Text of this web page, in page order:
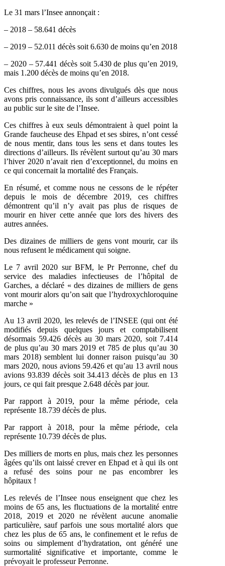
Le 31 mars l’Insee annonçait :
– 2018 – 58.641 décès
– 2019 – 52.011 décès soit 6.630 de moins qu’en 2018
– 2020 – 57.441 décès soit 5.430 de plus qu’en 2019,
mais 1.200 décès de moins qu’en 2018.
Ces chiffres, nous les avons divulgués dès que nous
avons pris connaissance, ils sont d’ailleurs accessibles
au public sur le site de l’Insee.
Ces chiffres à eux seuls démontraient à quel point la
Grande faucheuse des Ehpad et ses sbires, n’ont cessé
de nous mentir, dans tous les sens et dans toutes les
directions d’ailleurs. Ils révèlent surtout qu’au 30 mars
l’hiver 2020 n’avait rien d’exceptionnel, du moins en
ce qui concernait la mortalité des Français.
En résumé, et comme nous ne cessons de le répéter
depuis le mois de décembre 2019, ces chiffres
démontrent qu’il n’y avait pas plus de risques de
mourir en hiver cette année que lors des hivers des
autres années.
Des dizaines de milliers de gens vont mourir, car ils
nous refusent le médicament qui soigne.
Le 7 avril 2020 sur BFM, le Pr Perronne, chef du
service des maladies infectieuses de l’hôpital de
Garches, a déclaré « des dizaines de milliers de gens
vont mourir alors qu’on sait que l’hydroxychloroquine
marche »
Au 13 avril 2020, les relevés de l’INSEE (qui ont été
modifiés depuis quelques jours et comptabilisent
désormais 59.426 décès au 30 mars 2020, soit 7.414
de plus qu’au 30 mars 2019 et 785 de plus qu’au 30
mars 2018) semblent lui donner raison puisqu’au 30
mars 2020, nous avions 59.426 et qu’au 13 avril nous
avions 93.839 décès soit 34.413 décès de plus en 13
jours, ce qui fait presque 2.648 décès par jour.
Par rapport à 2019, pour la même période, cela
représente 18.739 décès de plus.
Par rapport à 2018, pour la même période, cela
représente 10.739 décès de plus.
Des milliers de morts en plus, mais chez les personnes
âgées qu’ils ont laissé crever en Ehpad et à qui ils ont
a refusé des soins pour ne pas encombrer les
hôpitaux !
Les relevés de l’Insee nous enseignent que chez les
moins de 65 ans, les fluctuations de la mortalité entre
2018, 2019 et 2020 ne révèlent aucune anomalie
particulière, sauf parfois une sous mortalité alors que
chez les plus de 65 ans, le confinement et le refus de
soins ou simplement d’hydratation, ont généré une
surmortalité significative et importante, comme le
prévoyait le professeur Perronne.